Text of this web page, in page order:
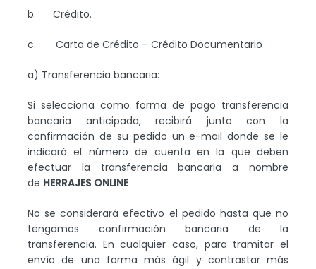
b. Crédito.
c. Carta de Crédito – Crédito Documentario
a) Transferencia bancaria:
Si selecciona como forma de pago transferencia
bancaria anticipada, recibirá junto con la
confirmación de su pedido un e-mail donde se le
indicará el número de cuenta en la que deben
efectuar la transferencia bancaria a nombre
de HERRAJES ONLINE
No se considerará efectivo el pedido hasta que no
tengamos confirmación bancaria de la
transferencia. En cualquier caso, para tramitar el
envío de una forma más ágil y contrastar más